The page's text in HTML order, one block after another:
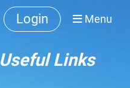
Login Menu
UsefulLinks